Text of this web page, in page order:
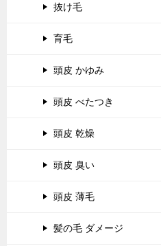
抜け毛
育毛
頭皮 かゆみ
頭皮 べたつき
頭皮 乾燥
頭皮 臭い
頭皮 薄毛
髪の毛 ダメージ